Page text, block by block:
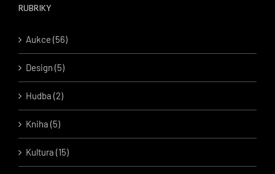
RUBRIKY
Aukce (56)
Design (5)
Hudba (2)
Kniha (5)
Kultura (15)